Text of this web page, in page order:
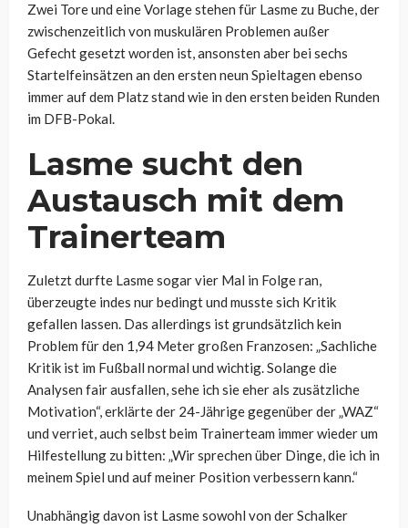
Zwei Tore und eine Vorlage stehen für Lasme zu Buche, der
zwischenzeitlich von muskulären Problemen außer
Gefecht gesetzt worden ist, ansonsten aber bei sechs
Startelfeinsätzen an den ersten neun Spieltagen ebenso
immer auf dem Platz stand wie in den ersten beiden Runden
im DFB-Pokal.
Lasme sucht den
Austausch mit dem
Trainerteam
Zuletzt durfte Lasme sogar vier Mal in Folge ran,
überzeugte indes nur bedingt und musste sich Kritik
gefallen lassen. Das allerdings ist grundsätzlich kein
Problem für den 1,94 Meter großen Franzosen: „Sachliche
Kritik ist im Fußball normal und wichtig. Solange die
Analysen fair ausfallen, sehe ich sie eher als zusätzliche
Motivation“, erklärte der 24-Jährige gegenüber der „WAZ“
und verriet, auch selbst beim Trainerteam immer wieder um
Hilfestellung zu bitten: „Wir sprechen über Dinge, die ich in
meinem Spiel und auf meiner Position verbessern kann.“
Unabhängig davon ist Lasme sowohl von der Schalker